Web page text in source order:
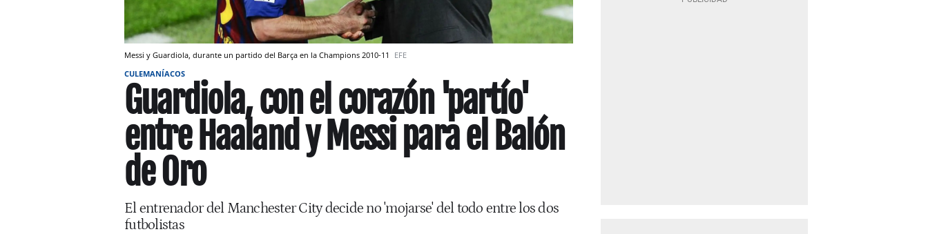
Messi y Guardiola, durante un partido del Barça en la Champions 2010-11
EFE
CULEMANÍACOS
Guardiola, con el corazón 'partío'
entre Haaland y Messi para el Balón
de Oro
El entrenador del Manchester City decide no 'mojarse' del todo entre los dos
futbolistas